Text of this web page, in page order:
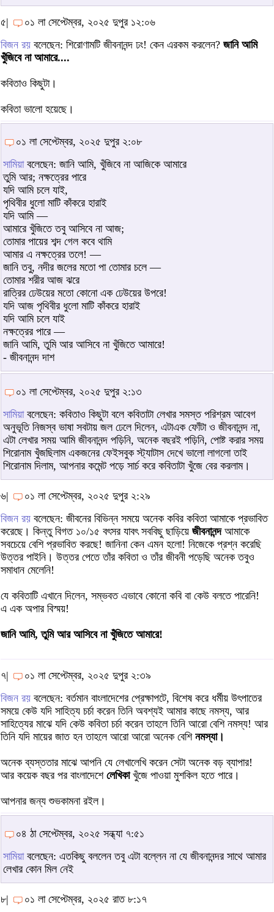
৫|
০১ লা সেপ্টেম্বর, ২০২৫ দুপুর ১২:০৬
বিজন রয় বলেছেন: শিরোণামটি জীবনানন্দ ঢং! কেন এরকম করলেন? জানি আমি
খুঁজিবে না আমারে....
কবিতাও কিছুটা।
কবিতা ভালো হয়েছে।
০১ লা সেপ্টেম্বর, ২০২৫ দুপুর ২:০৮
সামিয়াবলেছেন: জানি আমি, খুঁজিবে না আজিকে আমারে
তুমি আর; নক্ষত্রের পারে
যদি আমি চলে যাই,
পৃথিবীর ধুলো মাটি কাঁকরে হারাই
যদি আমি —
আমারে খুঁজিতে তবু আসিবে না আজ;
তোমার পায়ের শব্দ গেল কবে থামি
আমার এ নক্ষত্রের তলে! —
জানি তবু, নদীর জলের মতো পা তোমার চলে —
তোমার শরীর আজ ঝরে
রাত্রির ঢেউয়ের মতো কোনো এক ঢেউয়ের উপরে!
যদি আজ পৃথিবীর ধুলো মাটি কাঁকরে হারাই
যদি আমি চলে যাই
নক্ষত্রের পারে —
জানি আমি, তুমি আর আসিবে না খুঁজিতে আমারে!
- জীবনানন্দ দাশ
০১ লা সেপ্টেম্বর, ২০২৫ দুপুর ২:১৩
সামিয়াবলেছেন: কবিতাও কিছুটা বলে কবিতাটা লেখার সমস্ত পরিশ্রম আবেগ
অনুভূতি নিজস্ব ভাষা সবটায় জল ঢেলে দিলেন, এটাএক ফোঁটা ও জীবনানন্দ না,
এটা লেখার সময় আমি জীবনানন্দ পড়িনি, অনেক বছরই পড়িনি, পোষ্ট করার সময়
শিরোনাম খুঁজছিলাম একজনের ফেইসবুক স্ট্যাটাস দেখে ভালো লাগলো তাই
শিরোনাম দিলাম, আপনার কমেন্ট পড়ে সার্চ করে কবিতাটা খুঁজে বের করলাম।
৬|
০১ লা সেপ্টেম্বর, ২০২৫ দুপুর ২:২৯
বিজন রয় বলেছেন: জীবনের বিভিন্ন সময়ে অনেক কবির কবিতা আমাকে প্রভাবিত
করেছে। কিন্তু বিগত ১০/১৫ বৎসর যাবৎ সববিছু ছাড়িয়ে জীবনানন্দআমাকে
সবচেয়ে বেশি প্রভাবিত করছে! জানিনা কেন এমন হলো! নিজেকে প্রশ্ন করেছি
উত্তর পাইনি। উত্তর পেতে তাঁর কবিতা ও তাঁর জীবনী পড়েছি অনেক তবুও
সমাধান মেলেনি!
যে কবিতাটি এখানে দিলেন, সম্ভবত এভাবে কোনো কবি বা কেউ বলতে পারেনি!
এ এক অপার বিস্ময়!
জানি আমি, তুমি আর আসিবে না খুঁজিতে আমারে!
৭|
০১ লা সেপ্টেম্বর, ২০২৫ দুপুর ২:৩৯
বিজন রয় বলেছেন: বর্তমান বাংলাদেশের প্রেক্ষাপটে, বিশেষ করে ধর্মীয় উৎপাতের
সময়ে কেউ যদি সাহিত্য চর্চা করেন তিনি অবশ্যই আমার কাছে নমস্য, আর
সাহিত্যের মাঝে যদি কেউ কবিতা চর্চা করেন তাহলে তিনি আরো বেশি নমস্য! আর
তিনি যদি মায়ের জাত হন তাহলে আরো আরো অনেক বেশি নমস্যা।
অনেক ব্যস্ততার মাঝে আপনি যে লেখালেখি করেন সেটা অনেক বড় ব্যাপার!
আর কয়েক বছর পর বাংলাদেশেলেখিকাখুঁজে পাওয়া মুশকিল হতে পারে।
আপনার জন্য শুভকামনা রইল।
০৪ ঠা সেপ্টেম্বর, ২০২৫ সন্ধ্যা ৭:৫১
সামিয়াবলেছেন: এতকিছু বললেন তবু এটা বল্লেন না যে জীবনানন্দর সাথে আমার
লেখার কোন মিল নেই
৮|
০১ লা সেপ্টেম্বর, ২০২৫ রাত ৮:১৭